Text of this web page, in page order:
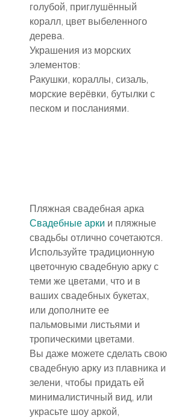
голубой, приглушённый
коралл, цвет выбеленного
дерева.
Украшения из морских
элементов:
Ракушки, кораллы, сизаль,
морские верёвки, бутылки с
песком и посланиями.
Пляжная свадебная арка
Свадебные арки и пляжные
свадьбы отлично сочетаются.
Используйте традиционную
цветочную свадебную арку с
теми же цветами, что и в
ваших свадебных букетах,
или дополните ее
пальмовыми листьями и
тропическими цветами.
Вы даже можете сделать свою
свадебную арку из плавника и
зелени, чтобы придать ей
минималистичный вид, или
украсьте шоу аркой,